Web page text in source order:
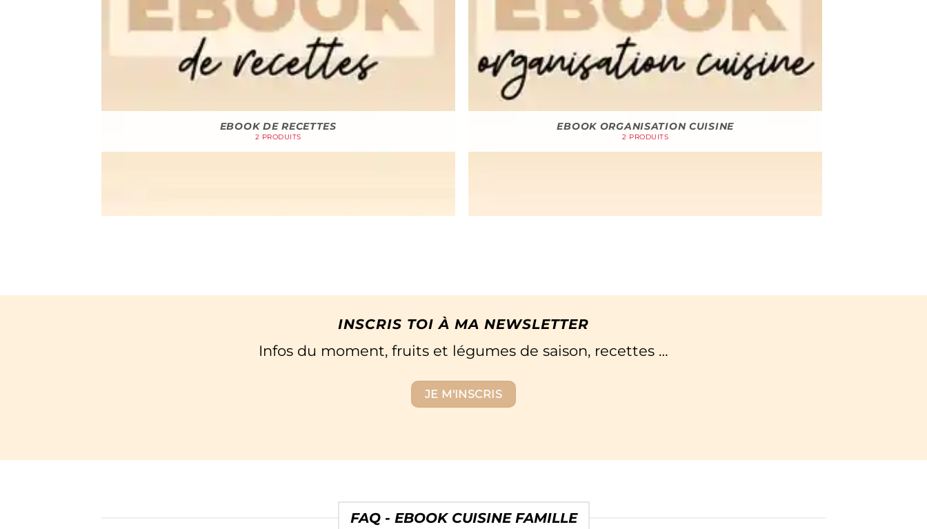
EBOOK DE RECETTES
2 PRODUITS
EBOOK ORGANISATION CUISINE
2 PRODUITS
INSCRIS TOI À MA NEWSLETTER
Infos du moment, fruits et légumes de saison, recettes …
JE M'INSCRIS
FAQ - EBOOK CUISINE FAMILLE